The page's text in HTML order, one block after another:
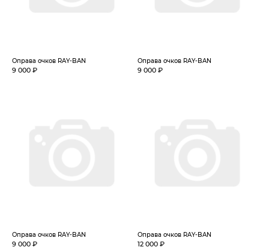
Оправа очков RAY-BAN
9 000 ₽
Оправа очков RAY-BAN
9 000 ₽
Оправа очков RAY-BAN
9 000 ₽
Оправа очков RAY-BAN
12 000 ₽